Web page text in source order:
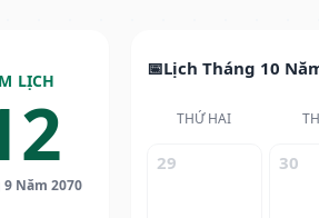
LỊCH
9 Năm 2070
Lịch Tháng 10
THỨ HAI
29 30